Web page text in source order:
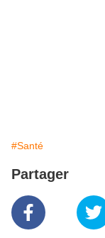
#Santé
Partager